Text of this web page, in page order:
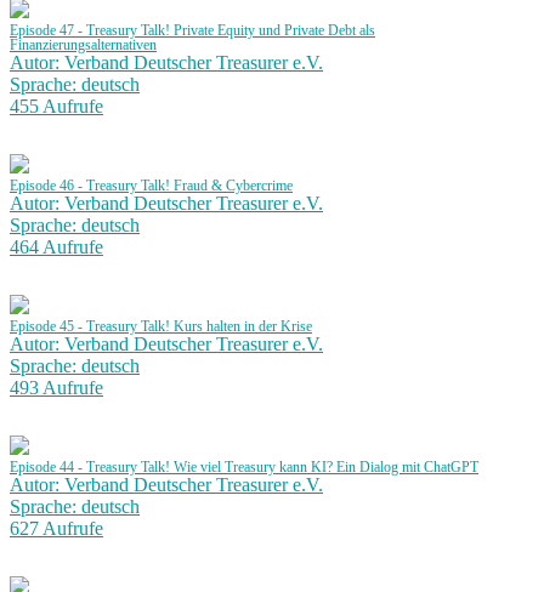
Episode 47 - Treasury Talk! Private Equity und Private Debt als
Finanzierungsalternativen
Autor: Verband Deutscher Treasurer e.V.
Sprache: deutsch
455 Aufrufe
Episode 46 - Treasury Talk! Fraud & Cybercrime
Autor: Verband Deutscher Treasurer e.V.
Sprache: deutsch
464 Aufrufe
Episode 45 - Treasury Talk! Kurs halten in der Krise
Autor: Verband Deutscher Treasurer e.V.
Sprache: deutsch
493 Aufrufe
Episode 44 - Treasury Talk! Wie viel Treasury kann KI? Ein Dialog mit ChatGPT
Autor: Verband Deutscher Treasurer e.V.
Sprache: deutsch
627 Aufrufe